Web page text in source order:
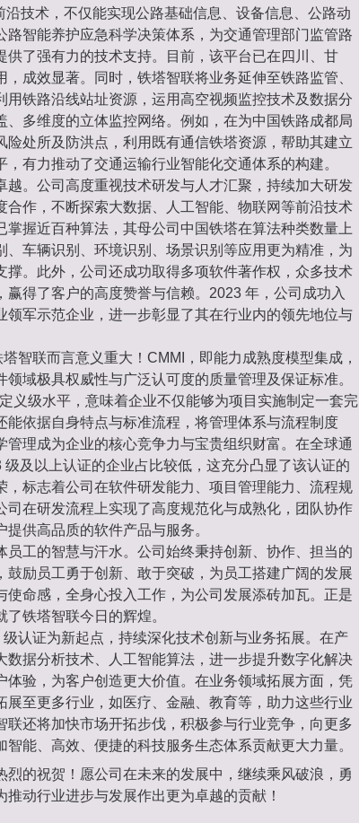
技术，不仅能实现公路基础信息、设备信息、公路动
智能养护应急科学决策体系，为交通管理部门监管路
了强有力的技术支持。目前，该平台已在四川、甘
成效显著。同时，铁塔智联将业务延伸至铁路监管、
铁路沿线站址资源，运用高空视频监控技术及数据分
多维度的立体监控网络。例如，在为中国铁路成都局
处所及防洪点，利用既有通信铁塔资源，帮助其建立
有力推动了交通运输行业智能化交通体系的构建。
。公司高度重视技术研发与人才汇聚，持续加大研发
作，不断探索大数据、人工智能、物联网等前沿技术
握近百种算法，其母公司中国铁塔在算法种类数量上
车辆识别、环境识别、场景识别等应用更为精准，为
。此外，公司还成功取得多项软件著作权，众多技术
得了客户的高度赞誉与信赖。2023 年，公司成功入
军示范企业，进一步彰显了其在行业内的领先地位与
智联而言意义重大！CMMI，即能力成熟度模型集成，
域极具权威性与广泛认可度的质量管理及保证标准。
义级水平，意味着企业不仅能够为项目实施制定一套完
依据自身特点与标准流程，将管理体系与流程制度
理成为企业的核心竞争力与宝贵组织财富。在全球通
及以上认证的企业占比较低，这充分凸显了该认证的
标志着公司在软件研发能力、项目管理能力、流程规
在研发流程上实现了高度规范化与成熟化，团队协作
供高品质的软件产品与服务。
工的智慧与汗水。公司始终秉持创新、协作、担当的
励员工勇于创新、敢于突破，为员工搭建广阔的发展
命感，全身心投入工作，为公司发展添砖加瓦。正是
铁塔智联今日的辉煌。
认证为新起点，持续深化技术创新与业务拓展。在产
据分析技术、人工智能算法，进一步提升数字化解决
验，为客户创造更大价值。在业务领域拓展方面，凭
至更多行业，如医疗、金融、教育等，助力这些行业
还将加快市场开拓步伐，积极参与行业竞争，向更多
能、高效、便捷的科技服务生态体系贡献更大力量。
的祝贺！愿公司在未来的发展中，继续乘风破浪，勇
动行业进步与发展作出更为卓越的贡献！